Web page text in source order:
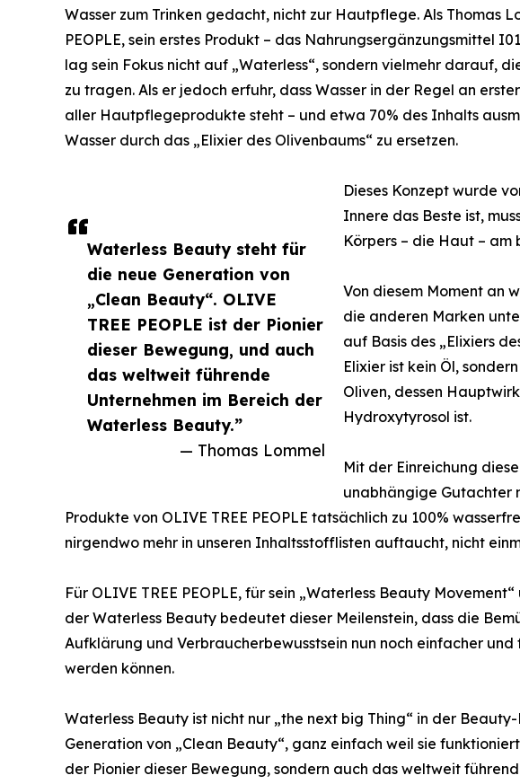
Waterless Beauty steht für
die neue Generation von
„Clean Beauty“. OLIVE
TREE PEOPLE ist der Pionier
dieser Bewegung, und auch
das weltweit führende
Unternehmen im Bereich der
Waterless Beauty.”
— Thomas Lommel
Wasser zum Trinken gedacht, nicht zur Hautpflege. Als Thomas
PEOPLE, sein erstes Produkt – das Nahrungsergänzungsmittel
lag sein Fokus nicht auf „Waterless“, sondern vielmehr darauf,
zu tragen. Als er jedoch erfuhr, dass Wasser in der Regel an
aller Hautpflegeprodukte steht – und etwa 70% des Inhalts
Wasser durch das „Elixier des Olivenbaums“ zu ersetzen.
Dieses Konzept wurde
Innere das Beste ist,
Körpers – die Haut – am
Von diesem Moment an
die anderen Marken
auf Basis des „Elixiers
Elixier ist kein Öl,
Oliven, dessen
Hydroxytyrosol ist.
Mit der Einreichung
unabhängige Gutachter
Produkte von OLIVE TREE PEOPLE tatsächlich zu 100%
nirgendwo mehr in unseren Inhaltsstofflisten auftaucht, nicht
Für OLIVE TREE PEOPLE, für sein „Waterless Beauty
der Waterless Beauty bedeutet dieser Meilenstein, dass die
Aufklärung und Verbraucherbewusstsein nun noch einfacher
werden können.
Waterless Beauty ist nicht nur „the next big Thing“ in der
Generation von „Clean Beauty“, ganz einfach weil sie
der Pionier dieser Bewegung, sondern auch das weltweit